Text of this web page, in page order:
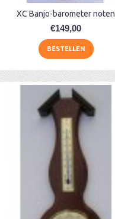
XC Banjo-barometer noten
€149,00
BESTELLEN